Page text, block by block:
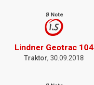
Ø Note
1.5
Lindner Geotrac 104
Traktor, 30.09.2018